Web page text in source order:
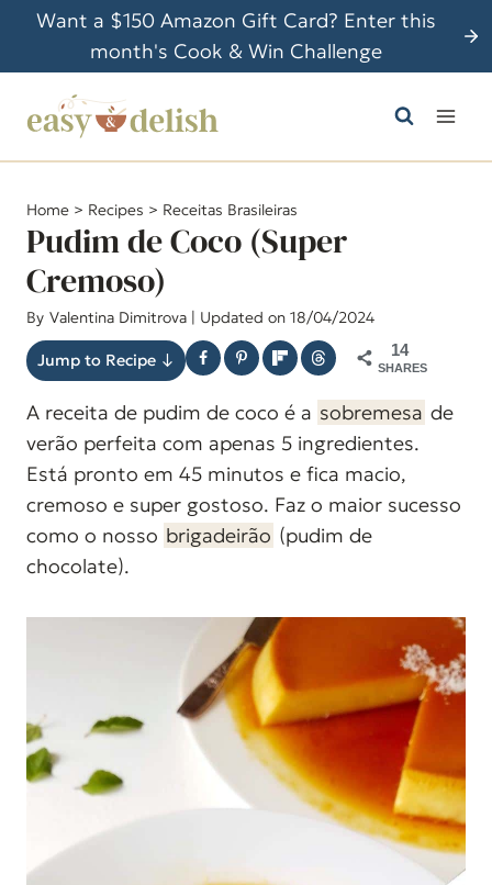
l
p
Want a $150 Amazon Gift Card? Enter this
month's Cook & Win Challenge
Home > Recipes > Receitas Brasileiras
Pudim de Coco (Super
Cremoso)
By Valentina Dimitrova | Updated on 18/04/2024
Jump to Recipe ↓
14
SHARES
A receita de pudim de coco é a sobremesa de
verão perfeita com apenas 5 ingredientes.
Está pronto em 45 minutos e fica macio,
cremoso e super gostoso. Faz o maior sucesso
como o nosso brigadeirão (pudim de
chocolate).